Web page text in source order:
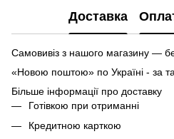
Доставка
Самовивіз з нашого магазину —
«Новою поштою» по Україні - за
Більше інформації про доставку
Готівкою при отриманні
Кредитною карткою